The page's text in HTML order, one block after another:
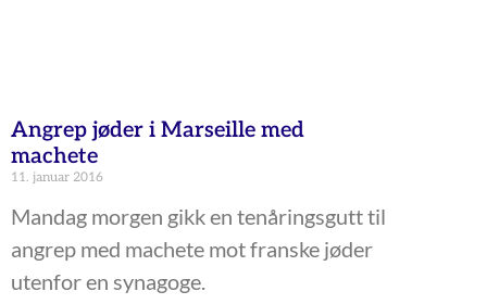
Angrep jøder i Marseille med
machete
11. januar 2016
Mandag morgen gikk en tenåringsgutt til
angrep med machete mot franske jøder
utenfor en synagoge.